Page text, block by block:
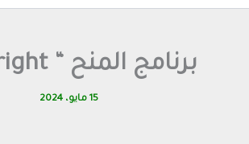
برنامج المنح “ Fulbright”
15 مايو، 2024